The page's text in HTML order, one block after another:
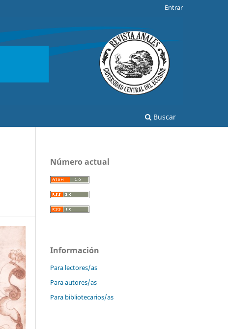
Buscar
Entrar
Número actual
Información
Para lectores/as
Para autores/as
Para bibliotecarios/as